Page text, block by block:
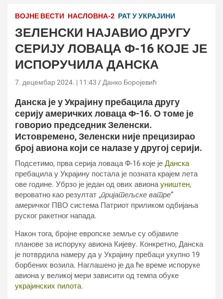
ВОЈНЕ ВЕСТИ НАСЛОВНА-2 РАТ У УКРАЈИНИ
ЗЕЛЕНСКИ НАЈАВИО ДРУГУ
СЕРИЈУ ЛОВАЦА Ф-16 КОЈЕ ЈЕ
ИСПОРУЧИЛА ДАНСКА
7. децембар 2024. | 11:43 Данко Боројевић
Данска је у Украјину пребацила другу
серију америчких ловаца Ф-16. О томе је
говорио председник Зеленски.
Истовремено, Зеленски није прецизирао
број авиона који се налазе у другој серији.
Подсетимо, прва серија ловаца Ф-16 које је Данска
пребацила у Украјину постала је позната крајем лета
ове године. Убрзо је један од ових авионауништен,
вероватно као резултат „пријатељске ватре“
америчког ПВО система Патриот приликом одбијања
руског ракетног напада.
Након тога, бројне европске земље су објавиле
планове за испоруку авиона Кијеву. Конкретно, Данска
је потврдила намеру да у Украјину пребаци укупно 19
борбених возила. Наглашено је да ће време испоруке
авиона у великој мери зависити од темпа обуке
украјинских пилота.